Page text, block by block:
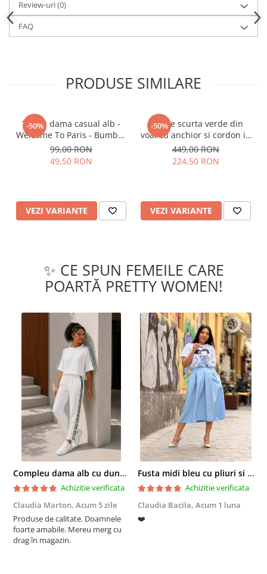
Review-uri(0)
FAQ
PRODUSE SIMILARE
-50%
Tricou dama casual alb -
Welcome To Paris - Bumbac
Organic
99,00 RON
49,50 RON
VEZI VARIANTE
-50%
Rochie scurta verde din
voal cu anchior si cordon in
talie
449,00 RON
224,50 RON
VEZI VARIANTE
✨ CE SPUN FEMEILE CARE
POARTĂ PRETTY WOMEN!
Compleu dama alb cu dungi laterale in nuante de verde si negru
Achizitie verificata
Claudia Marton, Acum 5 zile
Produse de calitate. Doamnele
foarte amabile. Mereu merg cu
drag în magazin.
Fusta midi bleu cu pliuri si buzunare
Achizitie verificata
Claudia Bacila, Acum 1 luna
❤️